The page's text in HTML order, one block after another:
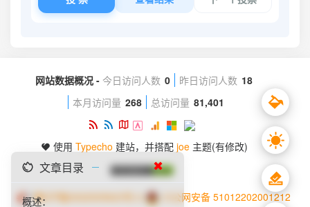
✖
文章目录
概述：
网站数据概况 - 今日访问人数 0 昨日访问人数 18
本月访问量 268 总访问量 81,401
使用 Typecho 建站，并搭配joe 主题(有修改)
蜀ICP备2022005623号-2 川公网安备 51012202001212